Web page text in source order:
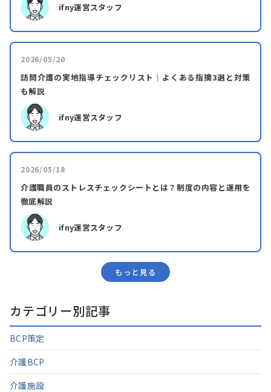
ifny運営スタッフ
2026/05/20
訪問介護の実地指導チェックリスト｜よくある指摘3選と対策
も解説
ifny運営スタッフ
2026/05/18
介護職員のストレスチェックシートとは？制度の内容と運用を
徹底解説
ifny運営スタッフ
もっと⾒る
カテゴリー別記事
BCP策定
介護BCP
介護施設